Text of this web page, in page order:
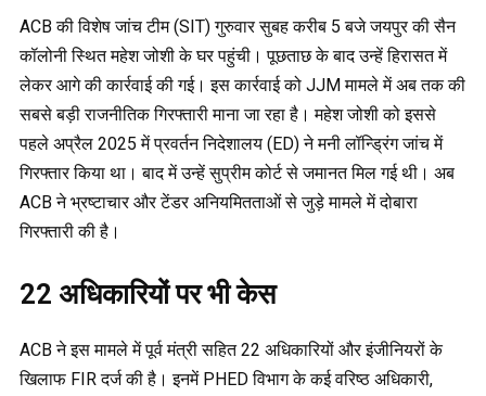
ACB की विशेष जांच टीम (SIT) गुरुवार सुबह करीब 5 बजे जयपुर की सैन
कॉलोनी स्थित महेश जोशी के घर पहुंची। पूछताछ के बाद उन्हें हिरासत में
लेकर आगे की कार्रवाई की गई। इस कार्रवाई को JJM मामले में अब तक की
सबसे बड़ी राजनीतिक गिरफ्तारी माना जा रहा है। महेश जोशी को इससे
पहले अप्रैल 2025 में प्रवर्तन निदेशालय (ED) ने मनी लॉन्ड्रिंग जांच में
गिरफ्तार किया था। बाद में उन्हें सुप्रीम कोर्ट से जमानत मिल गई थी। अब
ACB ने भ्रष्टाचार और टेंडर अनियमितताओं से जुड़े मामले में दोबारा
गिरफ्तारी की है।
22 अधिकारियों पर भी केस
ACB ने इस मामले में पूर्व मंत्री सहित 22 अधिकारियों और इंजीनियरों के
खिलाफ FIR दर्ज की है। इनमें PHED विभाग के कई वरिष्ठ अधिकारी,